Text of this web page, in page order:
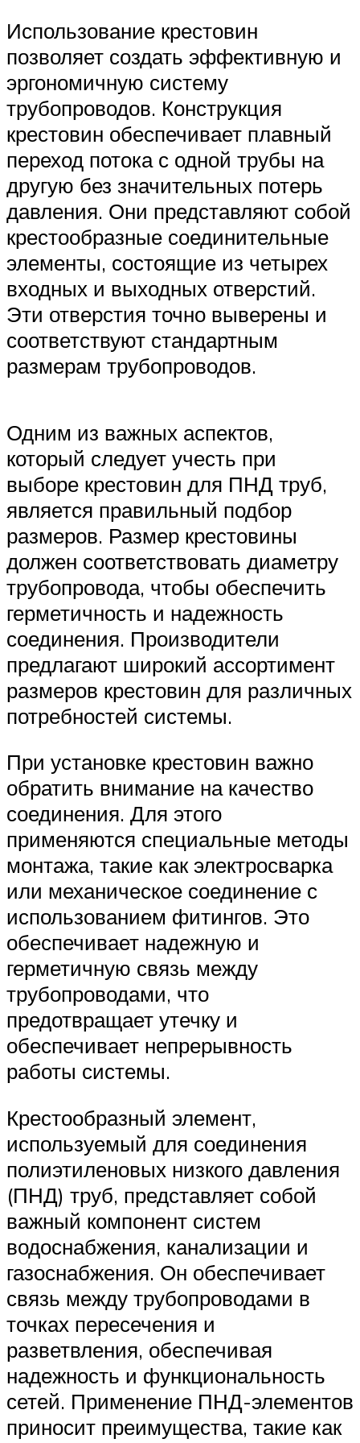
Использование крестовин
позволяет создать эффективную и
эргономичную систему
трубопроводов. Конструкция
крестовин обеспечивает плавный
переход потока с одной трубы на
другую без значительных потерь
давления. Они представляют собой
крестообразные соединительные
элементы, состоящие из четырех
входных и выходных отверстий.
Эти отверстия точно выверены и
соответствуют стандартным
размерам трубопроводов.
Одним из важных аспектов,
который следует учесть при
выборе крестовин для ПНД труб,
является правильный подбор
размеров. Размер крестовины
должен соответствовать диаметру
трубопровода, чтобы обеспечить
герметичность и надежность
соединения. Производители
предлагают широкий ассортимент
размеров крестовин для различных
потребностей системы.
При установке крестовин важно
обратить внимание на качество
соединения. Для этого
применяются специальные методы
монтажа, такие как электросварка
или механическое соединение с
использованием фитингов. Это
обеспечивает надежную и
герметичную связь между
трубопроводами, что
предотвращает утечку и
обеспечивает непрерывность
работы системы.
Крестообразный элемент,
используемый для соединения
полиэтиленовых низкого давления
(ПНД) труб, представляет собой
важный компонент систем
водоснабжения, канализации и
газоснабжения. Он обеспечивает
связь между трубопроводами в
точках пересечения и
разветвления, обеспечивая
надежность и функциональность
сетей. Применение ПНД-элементов
приносит преимущества, такие как